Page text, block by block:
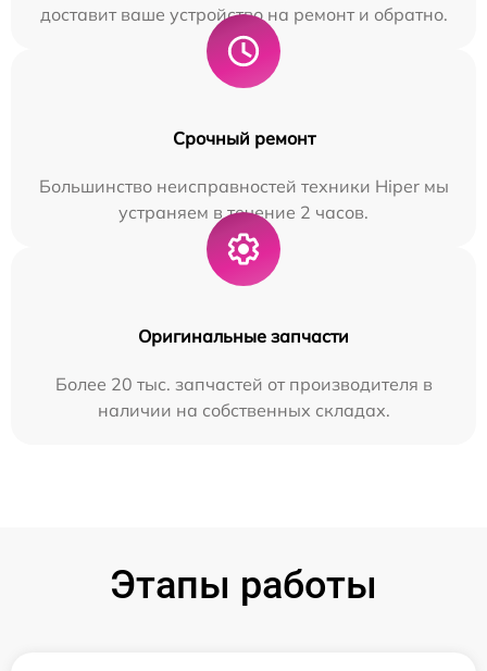
доставит ваше устройство на ремонт и обратно.
Срочный ремонт
Большинство неисправностей техники Hiper мы
устраняем в течение 2 часов.
Оригинальные запчасти
Более 20 тыс. запчастей от производителя в
наличии на собственных складах.
Этапы работы